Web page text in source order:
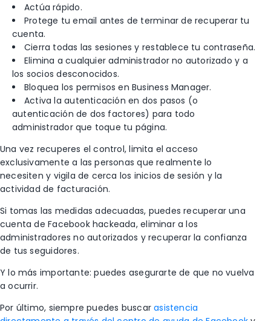
Actúa rápido.
Protege tu email antes de terminar de recuperar tu
cuenta.
Cierra todas las sesiones y restablece tu contraseña.
Elimina a cualquier administrador no autorizado y a
los socios desconocidos.
Bloquea los permisos en Business Manager.
Activa la autenticación en dos pasos (o
autenticación de dos factores) para todo
administrador que toque tu página.
Una vez recuperes el control, limita el acceso
exclusivamente a las personas que realmente lo
necesiten y vigila de cerca los inicios de sesión y la
actividad de facturación.
Si tomas las medidas adecuadas, puedes recuperar una
cuenta de Facebook hackeada, eliminar a los
administradores no autorizados y recuperar la confianza
de tus seguidores.
Y lo más importante: puedes asegurarte de que no vuelva
a ocurrir.
Por último, siempre puedes buscarasistencia